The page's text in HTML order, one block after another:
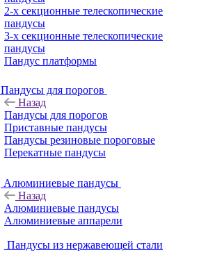
2-х секционные телескопические
пандусы
3-х секционные телескопические
пандусы
Пандус платформы
Пандусы для порогов
Назад
Пандусы для порогов
Приставные пандусы
Пандусы резиновые пороговые
Перекатные пандусы
Алюминиевые пандусы
Назад
Алюминиевые пандусы
Алюминиевые аппарели
Пандусы из нержавеющей стали